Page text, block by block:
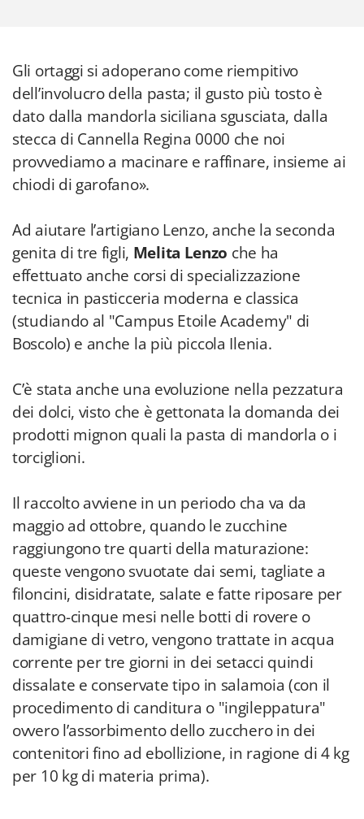
Gli ortaggi si adoperano come riempitivo
dell’involucro della pasta; il gusto più tosto è
dato dalla mandorla siciliana sgusciata, dalla
stecca di Cannella Regina 0000 che noi
provvediamo a macinare e raffinare, insieme ai
chiodi di garofano».
Ad aiutare l’artigiano Lenzo, anche la seconda
genita di tre figli, Melita Lenzo che ha
effettuato anche corsi di specializzazione
tecnica in pasticceria moderna e classica
(studiando al "Campus Etoile Academy" di
Boscolo) e anche la più piccola Ilenia.
C’è stata anche una evoluzione nella pezzatura
dei dolci, visto che è gettonata la domanda dei
prodotti mignon quali la pasta di mandorla o i
torciglioni.
Il raccolto avviene in un periodo cha va da
maggio ad ottobre, quando le zucchine
raggiungono tre quarti della maturazione:
queste vengono svuotate dai semi, tagliate a
filoncini, disidratate, salate e fatte riposare per
quattro-cinque mesi nelle botti di rovere o
damigiane di vetro, vengono trattate in acqua
corrente per tre giorni in dei setacci quindi
dissalate e conservate tipo in salamoia (con il
procedimento di canditura o "ingileppatura"
ovvero l’assorbimento dello zucchero in dei
contenitori fino ad ebollizione, in ragione di 4 kg
per 10 kg di materia prima).